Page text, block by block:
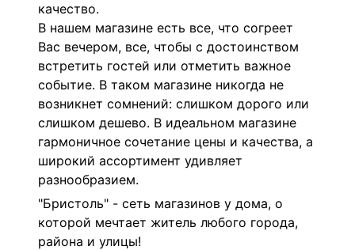
качество.
В нашем магазине есть все, что согреет
Вас вечером, все, чтобы с достоинством
встретить гостей или отметить важное
событие. В таком магазине никогда не
возникнет сомнений: слишком дорого или
слишком дешево. В идеальном магазине
гармоничное сочетание цены и качества, а
широкий ассортимент удивляет
разнообразием.
"Бристоль" - сеть магазинов у дома, о
которой мечтает житель любого города,
района и улицы!